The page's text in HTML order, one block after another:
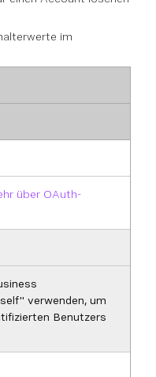
im
über OAuth-
verwenden, um
Benutzers